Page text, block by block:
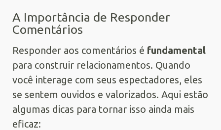
A Importância de Responder
Comentários
Responder aos comentários é fundamental
para construir relacionamentos. Quando
você interage com seus espectadores, eles
se sentem ouvidos e valorizados. Aqui estão
algumas dicas para tornar isso ainda mais
eficaz: